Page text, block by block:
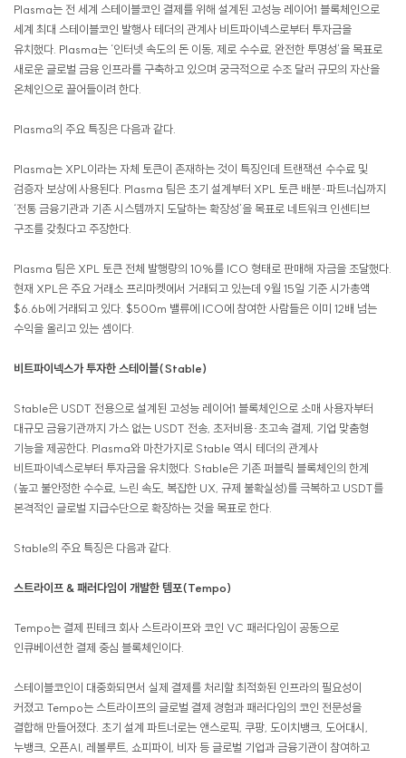
Plasma는 전 세계 스테이블코인 결제를 위해 설계된 고성능 레이어1 블록체인으로
세계 최대 스테이블코인 발행사 테더의 관계사 비트파이넥스로부터 투자금을
유치했다. Plasma는 ‘인터넷 속도의 돈 이동, 제로 수수료, 완전한 투명성’을 목표로
새로운 글로벌 금융 인프라를 구축하고 있으며 궁극적으로 수조 달러 규모의 자산을
온체인으로 끌어들이려 한다.
Plasma의 주요 특징은 다음과 같다.
Plasma는 XPL이라는 자체 토큰이 존재하는 것이 특징인데 트랜잭션 수수료 및
검증자 보상에 사용된다. Plasma 팀은 초기 설계부터 XPL 토큰 배분·파트너십까지
‘전통 금융기관과 기존 시스템까지 도달하는 확장성’을 목표로 네트워크 인센티브
구조를 갖췄다고 주장한다.
Plasma 팀은 XPL 토큰 전체 발행량의 10%를 ICO 형태로 판매해 자금을 조달했다.
현재 XPL은 주요 거래소 프리마켓에서 거래되고 있는데 9월 15일 기준 시가총액
$6.6b에 거래되고 있다. $500m 밸류에 ICO에 참여한 사람들은 이미 12배 넘는
수익을 올리고 있는 셈이다.
비트파이넥스가 투자한 스테이블(Stable)
Stable은 USDT 전용으로 설계된 고성능 레이어1 블록체인으로 소매 사용자부터
대규모 금융기관까지 가스 없는 USDT 전송, 초저비용·초고속 결제, 기업 맞춤형
기능을 제공한다. Plasma와 마찬가지로 Stable 역시 테더의 관계사
비트파이넥스로부터 투자금을 유치했다. Stable은 기존 퍼블릭 블록체인의 한계
(높고 불안정한 수수료, 느린 속도, 복잡한 UX, 규제 불확실성)를 극복하고 USDT를
본격적인 글로벌 지급수단으로 확장하는 것을 목표로 한다.
Stable의 주요 특징은 다음과 같다.
스트라이프 & 패러다임이 개발한 템포(Tempo)
Tempo는 결제 핀테크 회사 스트라이프와 코인 VC 패러다임이 공동으로
인큐베이션한 결제 중심 블록체인이다.
스테이블코인이 대중화되면서 실제 결제를 처리할 최적화된 인프라의 필요성이
커졌고 Tempo는 스트라이프의 글로벌 결제 경험과 패러다임의 코인 전문성을
결합해 만들어졌다. 초기 설계 파트너로는 앤스로픽, 쿠팡, 도이치뱅크, 도어대시,
누뱅크, 오픈AI, 레볼루트, 쇼피파이, 비자 등 글로벌 기업과 금융기관이 참여하고